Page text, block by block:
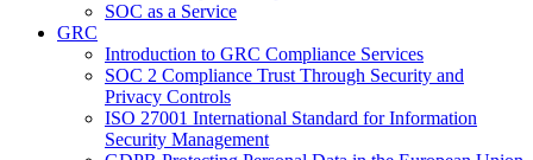
SOC as a Service
GRC
Introduction to GRC Compliance Services
SOC 2 Compliance Trust Through Security and
Privacy Controls
ISO 27001 International Standard for Information
Security Management